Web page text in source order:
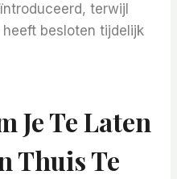
terwijl
besloten tijdelijk
Je Te Laten
Thuis Te